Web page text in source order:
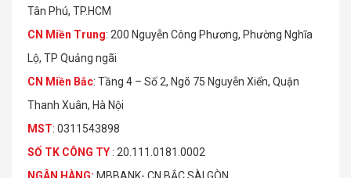
Tân Phú, TP.HCM
CN Miền Trung: 200 Nguyễn Công Phương, Phường Nghĩa
Lộ, TP Quảng ngãi
CN Miền Bắc: Tầng 4 – Số 2, Ngõ 75 Nguyễn Xiển, Quận
Thanh Xuân, Hà Nội
MST: 0311543898
SỐ TK CÔ NG TY : 20.111.0181.0002